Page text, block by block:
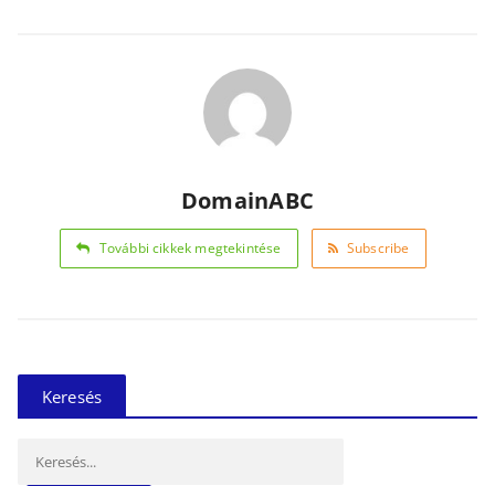
DomainABC
További cikkek megtekintése Subscribe
Keresés